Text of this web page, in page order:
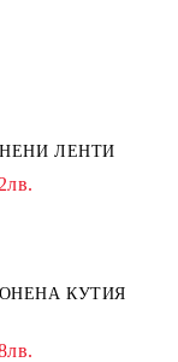
ЛЕНТИ
КУТИЯ